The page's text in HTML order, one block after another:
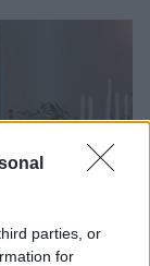
parties, or
for